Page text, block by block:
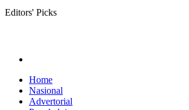
Editors' Picks
Home
Nasional
Advertorial